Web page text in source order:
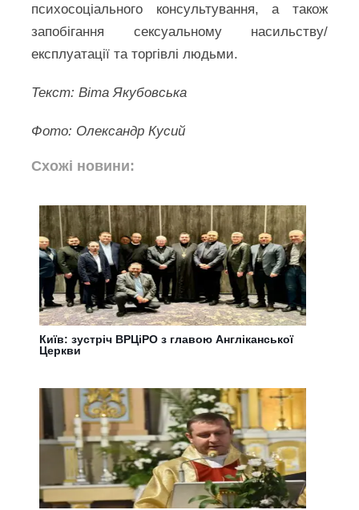
психосоціального консультування, а також
запобігання сексуальному насильству/
експлуатації та торгівлі людьми.
Текст: Віта Якубовська
Фото: Олександр Кусий
Схожі новини:
Київ: зустріч ВРЦіРО з главою Англіканської
Церкви